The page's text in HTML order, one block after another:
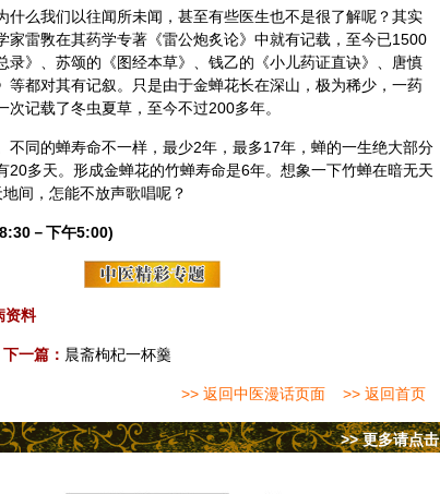
么我们以往闻所未闻，甚至有些医生也不是很了解呢？其实
雷斆在其药学专著《雷公炮炙论》中就有记载，至今已1500
》、苏颂的《图经本草》、钱乙的《小儿药证直诀》、唐慎
等都对其有记叙。只是由于金蝉花长在深山，极为稀少，一药
记载了冬虫夏草，至今不过200多年。
不同的蝉寿命不一样，最少2年，最多17年，蝉的一生绝大部分
多天。形成金蝉花的竹蝉寿命是6年。想象一下竹蝉在暗无天
间，怎能不放声歌唱呢？
－下午5:00)
资料
下一篇： 晨斋枸杞一杯羹
>> 返回中医漫话页面 >> 返回首页
>> 更多请点击